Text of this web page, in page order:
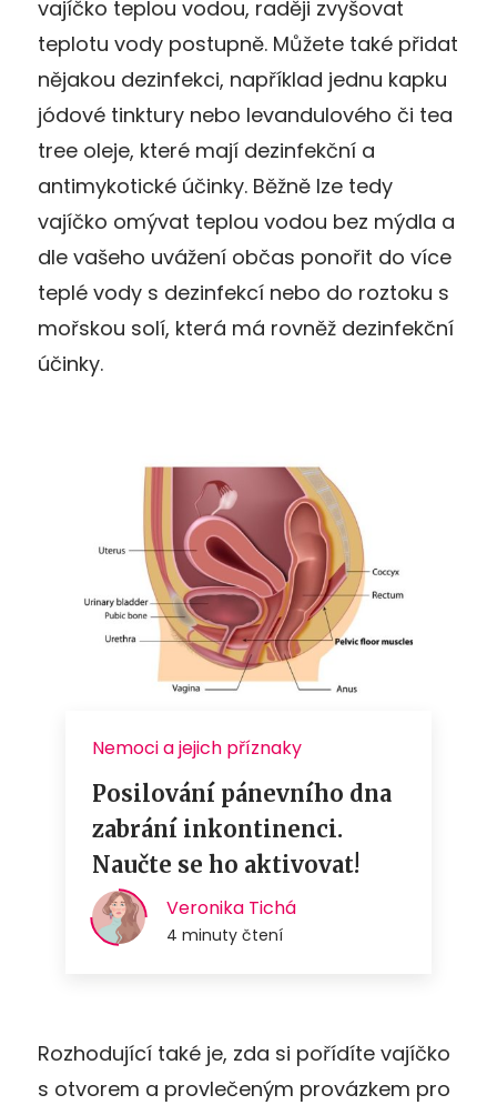
vajíčko teplou vodou, raději zvyšovat
teplotu vody postupně. Můžete také přidat
nějakou dezinfekci, například jednu kapku
jódové tinktury nebo levandulového či tea
tree oleje, které mají dezinfekční a
antimykotické účinky. Běžně lze tedy
vajíčko omývat teplou vodou bez mýdla a
dle vašeho uvážení občas ponořit do více
teplé vody s dezinfekcí nebo do roztoku s
mořskou solí, která má rovněž dezinfekční
účinky.
Rozhodující také je, zda si pořídíte vajíčko
s otvorem a provlečeným provázkem pro